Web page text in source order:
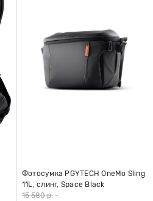
Фотосумка PGYTECH OneMo Sling
11L, слинг, Space Black
15 580 р. -